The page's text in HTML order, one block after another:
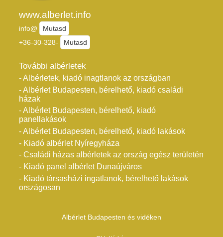
www.alberlet.info
info@
Mutasd
+36-30-328-
Mutasd
További albérletek
- Albérletek, kiadó inagtlanok az országban
- Albérlet Budapesten, bérelhető, kiadó családi
házak
- Albérlet Budapesten, bérelhető, kiadó
panellakások
- Albérlet Budapesten, bérelhető, kiadó lakások
- Kiadó albérlet Nyíregyháza
- Családi házas albérletek az ország egész területén
- Kiadó panel albérlet Dunaújváros
- Kiadó társasházi ingatlanok, bérelhető lakások
országosan
Albérlet Budapesten és vidéken